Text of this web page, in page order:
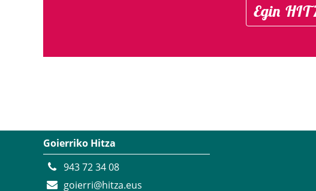
Egin
Goierriko Hitza
943 72 34 08
goierri@hitza.eus